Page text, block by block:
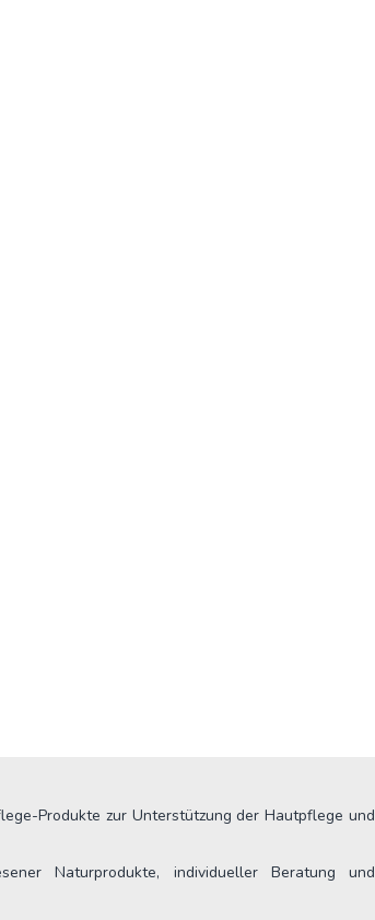
Produkte zur Unterstützung der Hautpflege und
Naturprodukte, individueller Beratung und